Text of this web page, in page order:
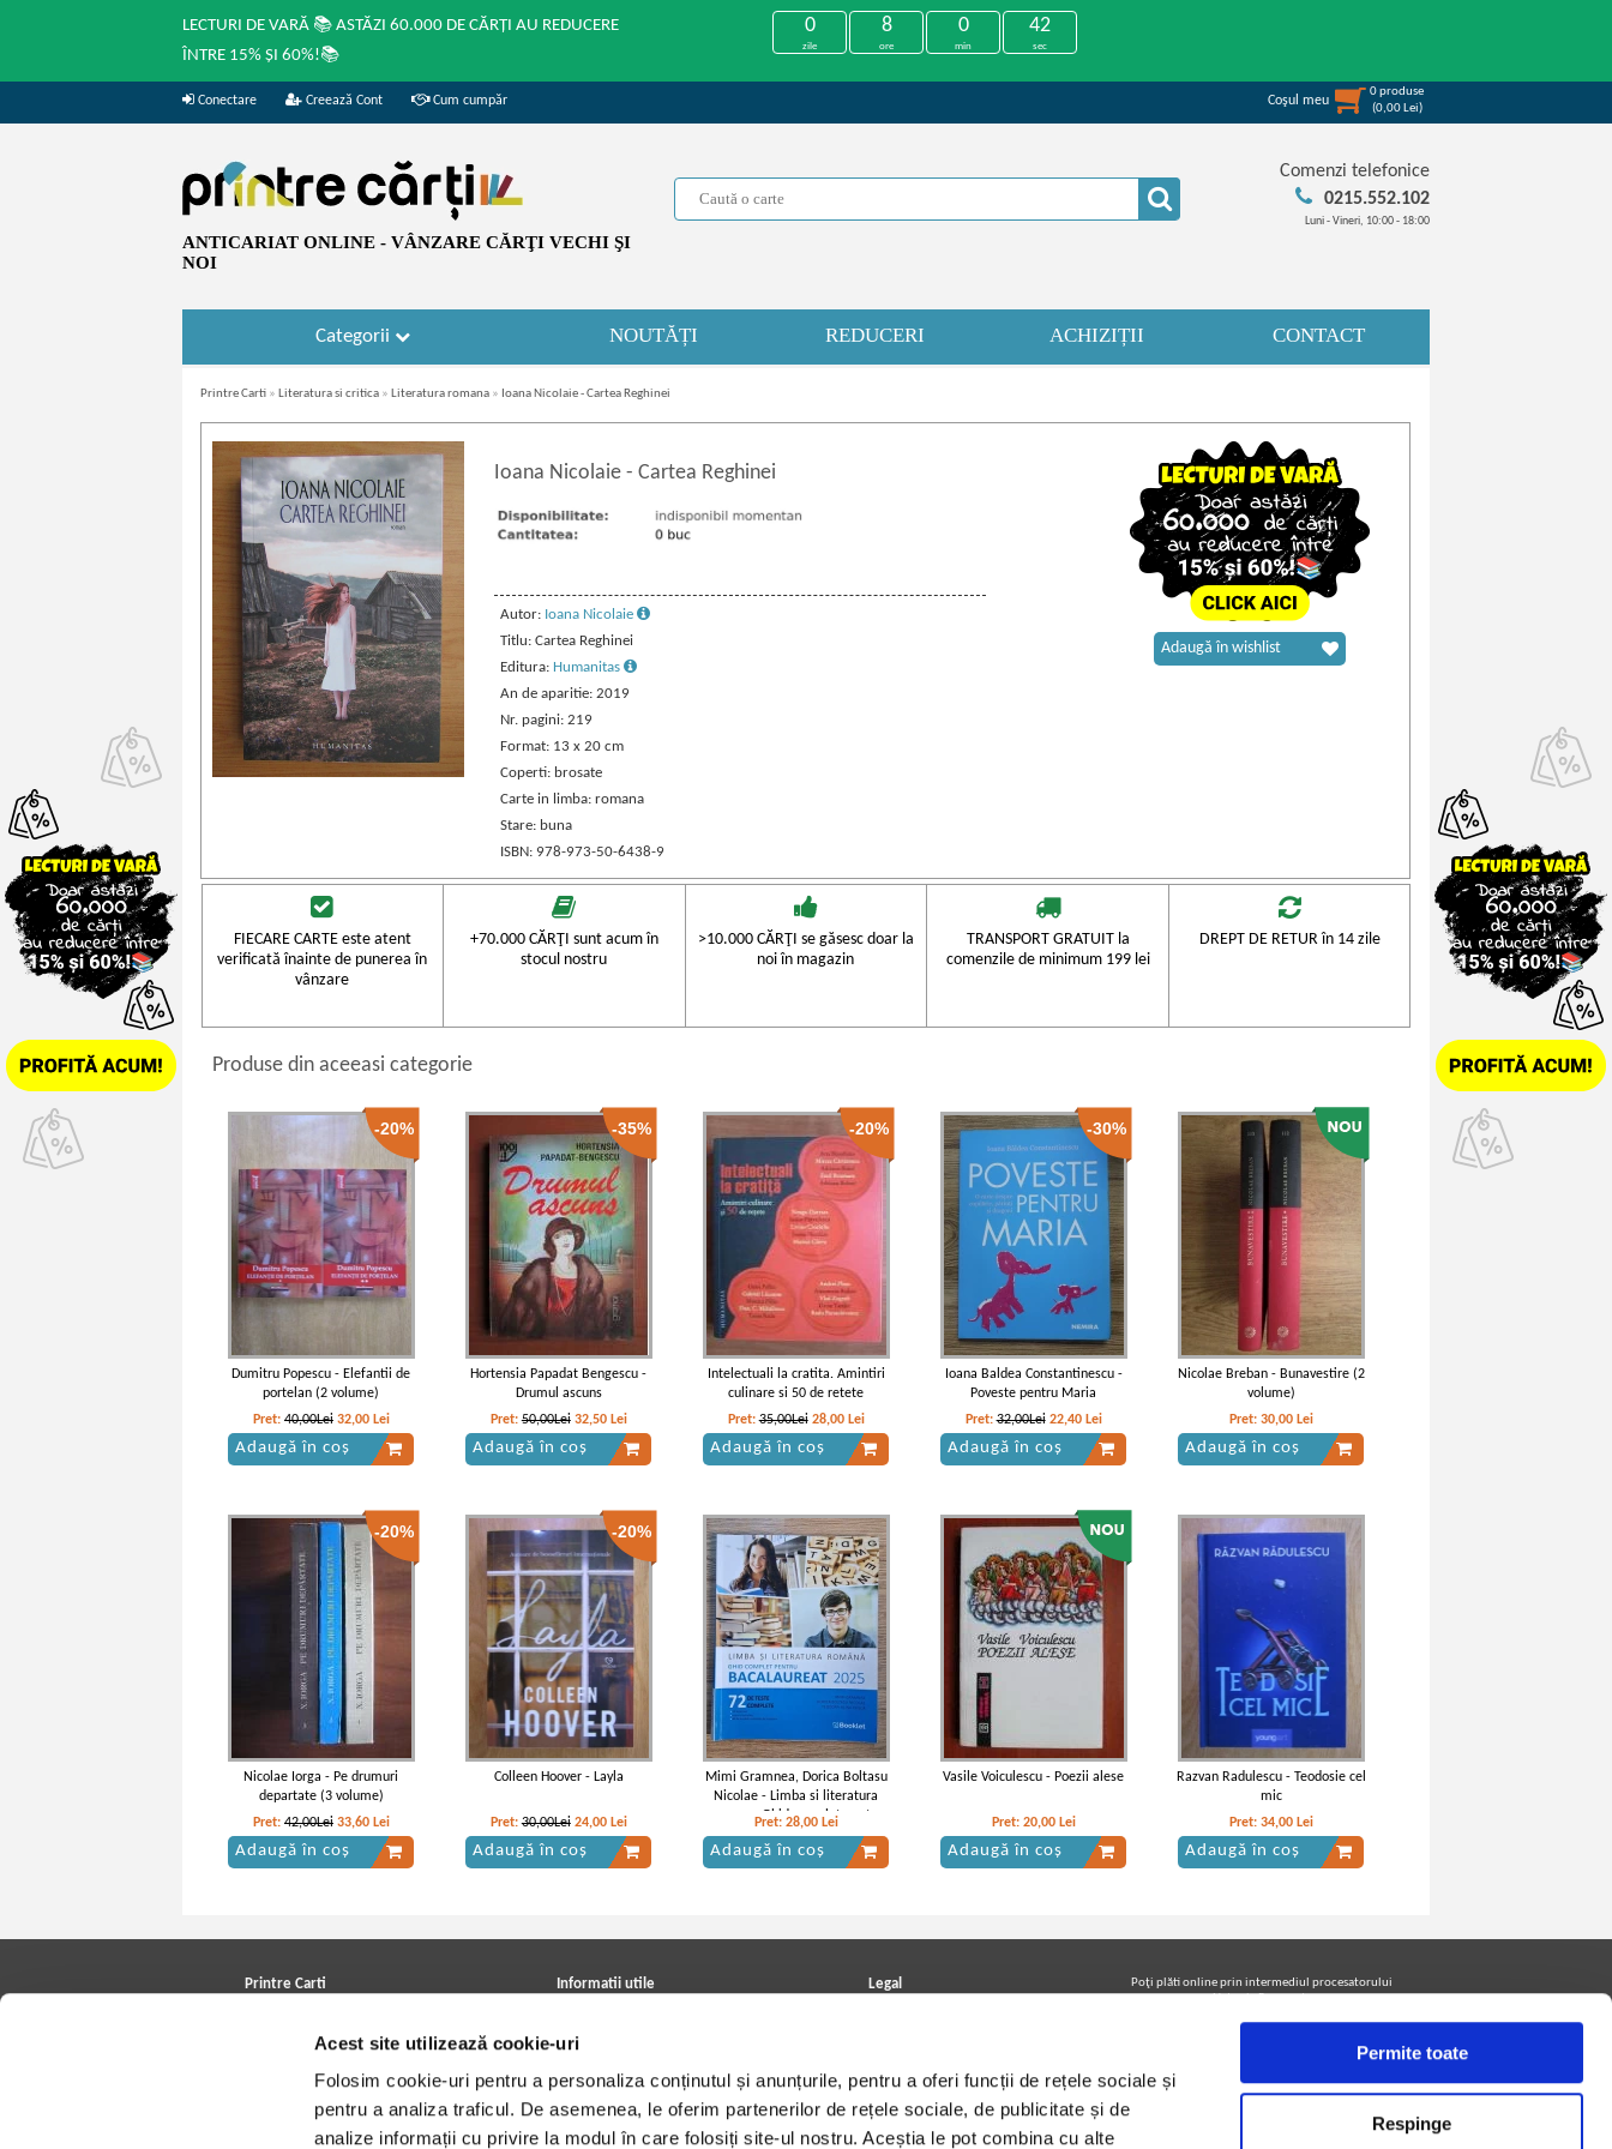
Acest site utilizează cookie-uri
Folosim cookie-uri pentru a personaliza conținutul și anunțurile, pentru a oferi funcții de rețele sociale și
pentru a analiza traficul. De asemenea, le oferim partenerilor de rețele sociale, de publicitate și de
analize informații cu privire la modul în care folosiți site-ul nostru. Aceștia le pot combina cu alte
Permite toate
Respinge
LECTURI DE VARĂ 📚 ASTĂZI 60.000 DE CĂRȚI AU REDUCERE
ÎNTRE 15% ȘI 60%!📚
0
zile
8
ore
0
min
42
sec
Conectare Creează Cont Cum cumpăr Coşul meu
0produse
(0,00 Lei)
ANTICARIAT ONLINE - VÂNZARE CĂRŢI VECHI ŞI
NOI
Comenzi telefonice
0215.552.102
Luni - Vineri, 10:00 - 18:00
Categorii NOUTĂȚI REDUCERI ACHIZIȚII CONTACT
Printre Carti » Literatura si critica » Literatura romana » Ioana Nicolaie - Cartea Reghinei
Ioana Nicolaie - Cartea Reghinei
Autor: Ioana Nicolaie
Titlu: Cartea Reghinei
Editura: Humanitas
An de aparitie: 2019
Nr. pagini: 219
Format: 13 x 20 cm
Coperti: brosate
Carte in limba: romana
Stare: buna
ISBN: 978-973-50-6438-9
Adaugă în wishlist
FIECARE CARTE este atent
verificată înainte de punerea în
vânzare
+70.000 CĂRŢI sunt acum în
stocul nostru
>10.000 CĂRŢI se găsesc doar la
noi în magazin
TRANSPORT GRATUIT la
comenzile de minimum 199 lei
DREPT DE RETUR în 14 zile
Produse din aceeasi categorie
-20%
Dumitru Popescu - Elefantii de
portelan (2 volume)
Pret: 40,00Lei 32,00 Lei
Adaugă în coș
-35%
Hortensia Papadat Bengescu -
Drumul ascuns
Pret:50,00Lei 32,50 Lei
Adaugă în coș
-20%
Intelectuali la cratita. Amintiri
culinare si 50 de retete
Pret:35,00Lei 28,00 Lei
Adaugă în coș
-30%
Ioana Baldea Constantinescu -
Poveste pentru Maria
Pret:32,00Lei 22,40 Lei
Adaugă în coș
Nicolae Breban - Bunavestire (2
volume)
Pret: 30,00 Lei
Adaugă în coș
-20%
Nicolae Iorga - Pe drumuri
departate (3 volume)
Pret: 42,00Lei 33,60 Lei
Adaugă în coș
-20%
Colleen Hoover - Layla
Pret:30,00Lei 24,00 Lei
Adaugă în coș
Mimi Gramnea, Dorica Boltasu
Nicolae - Limba si literatura
romana. Ghid complet pentru
bacalaureat 2025
Pret: 28,00 Lei
Adaugă în coș
Vasile Voiculescu - Poezii alese
Pret: 20,00 Lei
Adaugă în coș
Razvan Radulescu - Teodosie cel
mic
Pret: 34,00 Lei
Adaugă în coș
Printre Carti
Cele mai căutate cărți
Blog Printre Carti
Informatii utile
Achizitii viniluri, casete, CD/DVD
Cum cumpar?
Retur comenzi
Angajari - Cariere
Legal
Termeni si conditii
Poţi plăti online prin intermediul procesatorului
Netopia Payments
Urmăreşte-ne pe facebook pentru a fi la curent cu
promoţiile PrintreCarti.ro